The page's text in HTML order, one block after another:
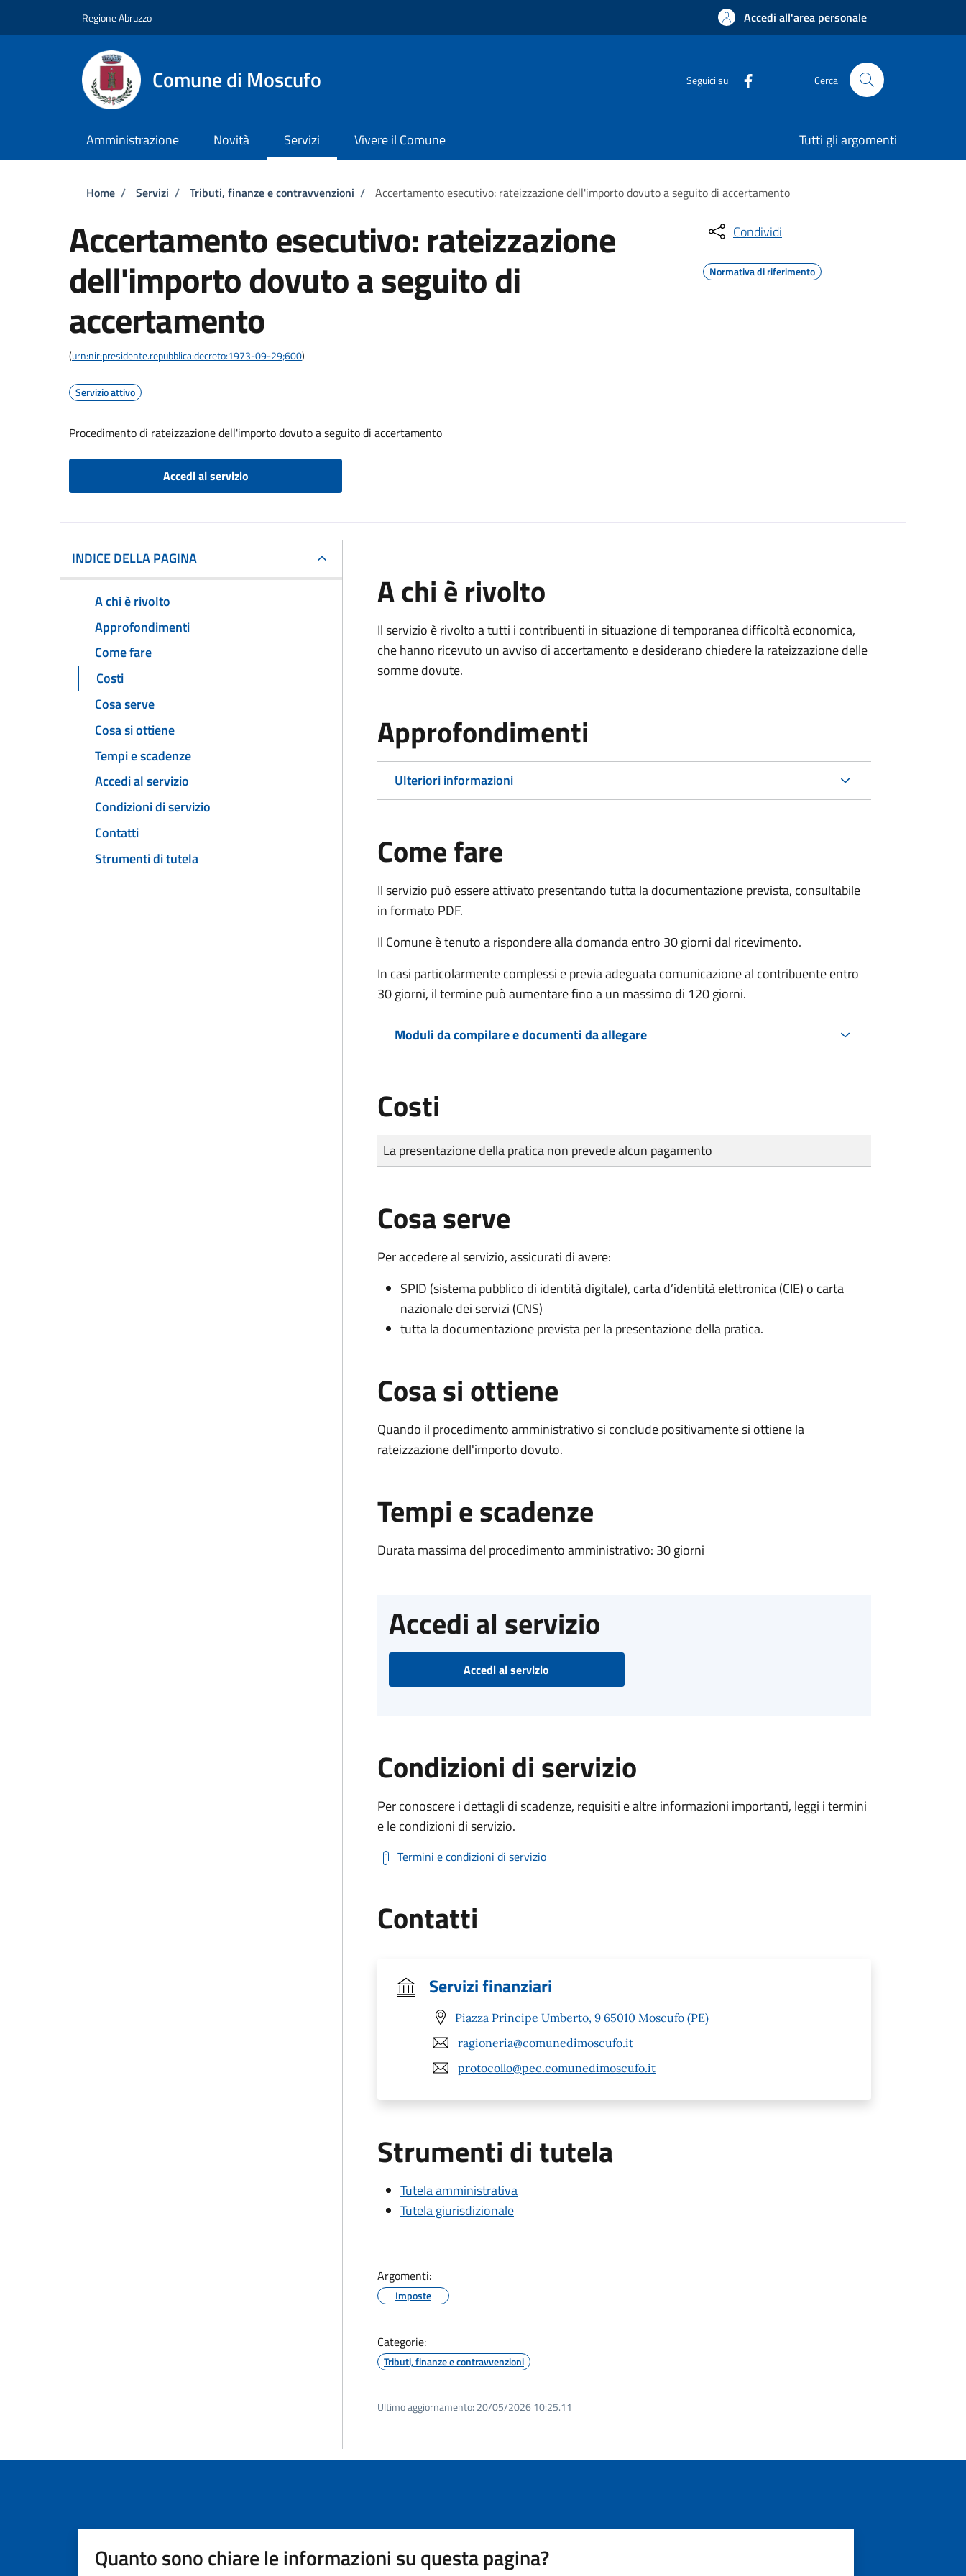
Regione Abruzzo Accedi all'area personale
Comune di Moscufo Seguici su Cerca
Amministrazione Novità Servizi Vivere il Comune Tutti gli argomenti
Briciole di pane
Home / Servizi / Tributi, finanze e contravvenzioni / Accertamento esecutivo: rateizzazione dell'importo dovuto a seguito di accertamento
Accertamento esecutivo: rateizzazione
dell'importo dovuto a seguito di
accertamento
(urn:nir:presidente.repubblica:decreto:1973-09-29;600)
Servizio attivo
Procedimento di rateizzazione dell'importo dovuto a seguito di accertamento
Accedi al servizio
Condividi
Normativa di riferimento
INDICE DELLA PAGINA
A chi è rivolto
Approfondimenti
Come fare
Costi
Cosa serve
Cosa si ottiene
Tempi e scadenze
Accedi al servizio
Condizioni di servizio
Contatti
Strumenti di tutela
A chi è rivolto
Il servizio è rivolto a tutti i contribuenti in situazione di temporanea difficoltà economica,
che hanno ricevuto un avviso di accertamento e desiderano chiedere la rateizzazione delle
somme dovute.
Approfondimenti
Ulteriori informazioni
Come fare
Il servizio può essere attivato presentando tutta la documentazione prevista, consultabile
in formato PDF.
Il Comune è tenuto a rispondere alla domanda entro 30 giorni dal ricevimento.
In casi particolarmente complessi e previa adeguata comunicazione al contribuente entro
30 giorni, il termine può aumentare fino a un massimo di 120 giorni.
Moduli da compilare e documenti da allegare
Costi
Tipo di pagamento
Importo
La presentazione della pratica non prevede alcun pagamento
Cosa serve
Per accedere al servizio, assicurati di avere:
SPID (sistema pubblico di identità digitale), carta d’identità elettronica (CIE) o carta
nazionale dei servizi (CNS)
tutta la documentazione prevista per la presentazione della pratica.
Cosa si ottiene
Quando il procedimento amministrativo si conclude positivamente si ottiene la
rateizzazione dell'importo dovuto.
Tempi e scadenze
Durata massima del procedimento amministrativo: 30 giorni
Accedi al servizio
Accedi al servizio
Condizioni di servizio
Per conoscere i dettagli di scadenze, requisiti e altre informazioni importanti, leggi i termini
e le condizioni di servizio.
Termini e condizioni di servizio
Contatti
Servizi finanziari
Piazza Principe Umberto, 9 65010 Moscufo (PE)
ragioneria@comunedimoscufo.it
protocollo@pec.comunedimoscufo.it
Strumenti di tutela
Tutela amministrativa
Tutela giurisdizionale
Argomenti:
Imposte
Categorie:
Tributi, finanze e contravvenzioni
Ultimo aggiornamento: 20/05/2026 10:25.11
Quanto sono chiare le informazioni su questa pagina?